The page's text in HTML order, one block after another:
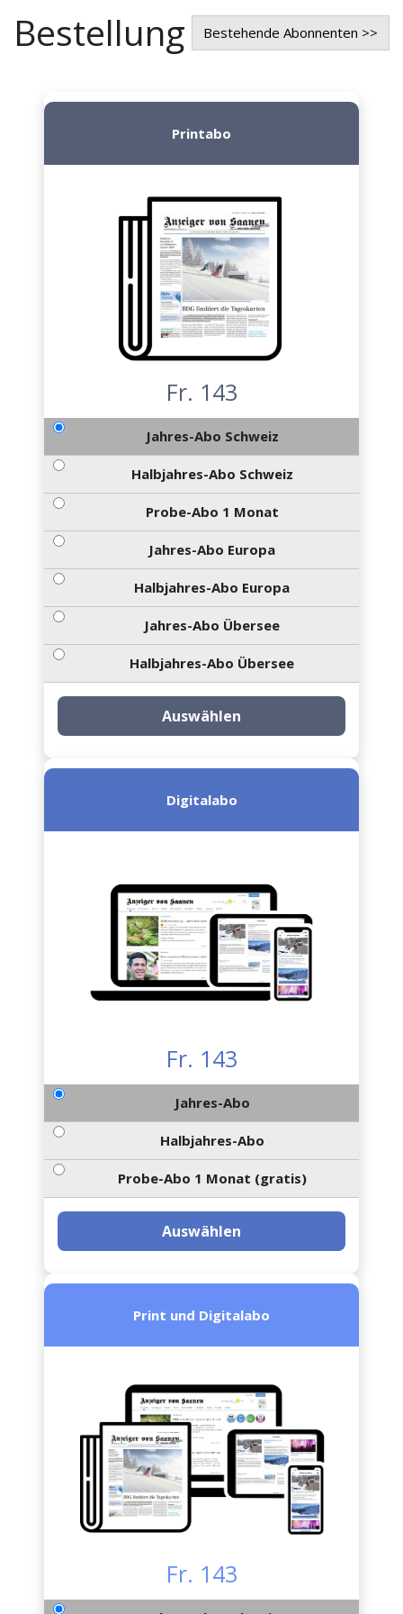
Bestellung Bestehende Abonnenten >>
Printabo
Fr. 143
Jahres-Abo Schweiz
Halbjahres-Abo Schweiz
Probe-Abo 1 Monat
Jahres-Abo Europa
Halbjahres-Abo Europa
Jahres-Abo Übersee
Halbjahres-Abo Übersee
Auswählen
Digitalabo
Fr. 143
Jahres-Abo
Halbjahres-Abo
Probe-Abo 1 Monat (gratis)
Auswählen
Print und Digitalabo
Fr. 143